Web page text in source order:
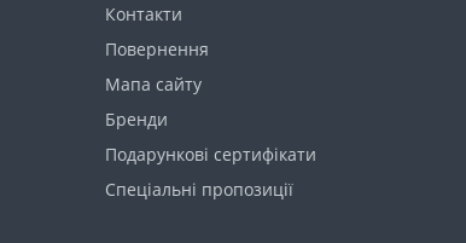
Контакти
Повернення
Мапа сайту
Бренди
Подарункові сертифікати
Спеціальні пропозиції